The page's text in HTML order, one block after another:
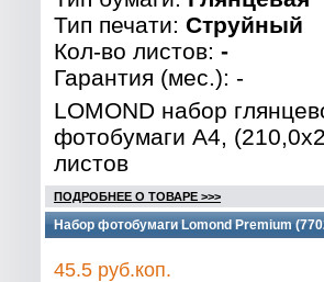
Тип печати: Струйный
Кол-во листов: -
Гарантия (мес.): -
LOMOND набор
фотобумаги А4,
листов
ПОДРОБНЕЕ О ТОВАРЕ >>>
Набор фотобумаги Lomond Premium
45.5 руб.коп.